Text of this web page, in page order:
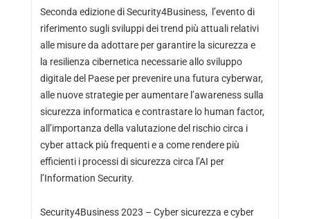
Seconda edizione di Security4Business, l’evento di
riferimento sugli sviluppi dei trend più attuali relativi
alle misure da adottare per garantire la sicurezza e
la resilienza cibernetica necessarie allo sviluppo
digitale del Paese per prevenire una futura cyberwar,
alle nuove strategie per aumentare l’awareness sulla
sicurezza informatica e contrastare lo human factor,
all’importanza della valutazione del rischio circa i
cyber attack più frequenti e a come rendere più
efficienti i processi di sicurezza circa l’AI per
l’Information Security.
Security4Business 2023 – Cyber sicurezza e cyber